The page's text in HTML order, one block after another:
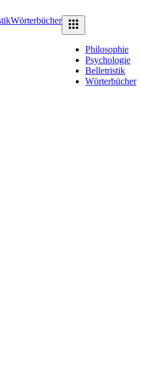
Wörterbücher
Philosophie
Psychologie
Belletristik
Wörterbücher